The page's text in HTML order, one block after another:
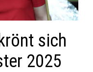
sich
2025